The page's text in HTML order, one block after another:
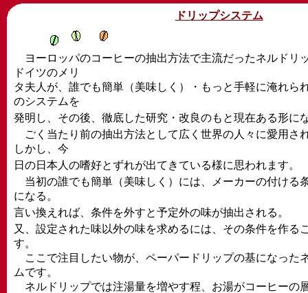
ドリップシステム
ヨーロッパのコーヒーの抽出方法で主流だったネルドリ
ドイツのメリ
タ夫人が、誰でも簡単（美味しく）・もっと手軽に淹れら
のシステムを
発明し、その後、徹底した研究・改良のもと現在ある形に
ごく当たり前の抽出方法として広く世界の人々に愛用さ
しかし、今
日の日本人の嗜好とずれが出てきている様に思われます。
当初の誰でも簡単（美味しく）には、メーカーの付ける
になる。
言い換えれば、条件を外すと予定外の味が抽出される。
又、設定された味以外の味を求めるには、その条件を作る
す。
ここで注目したい物が、ペーパードリップの基になった
ムです。
ネルドリップでは注湯量を増やす程、お湯がコーヒーの